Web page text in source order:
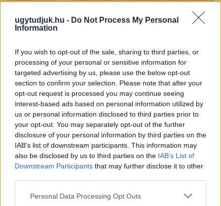
ugytudjuk.hu - Do Not Process My Personal
Information
If you wish to opt-out of the sale, sharing to third parties, or
processing of your personal or sensitive information for
targeted advertising by us, please use the below opt-out
section to confirm your selection. Please note that after your
opt-out request is processed you may continue seeing
interest-based ads based on personal information utilized by
us or personal information disclosed to third parties prior to
your opt-out. You may separately opt-out of the further
disclosure of your personal information by third parties on the
IAB’s list of downstream participants. This information may
also be disclosed by us to third parties on the IAB’s List of
Downstream Participants that may further disclose it to other
Please note that this website/app uses one or more Google
Personal Data Processing Opt Outs
PIKNIK ITALOK: ÍZEK ÉS ÉLMÉNYEK A SZABADBAN
Ahogy tavaszodik és a nap egyre tovább marad velünk, sokaknak
támad kedve kirándulni a természetbe.
Szólj hozzá!